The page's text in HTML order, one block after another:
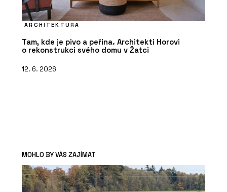
ARCHITEKTURA
Tam, kde je pivo a peřina. Architekti Horovi
o rekonstrukci svého domu v Žatci
12. 6. 2026
MOHLO BY VÁS ZAJÍMAT